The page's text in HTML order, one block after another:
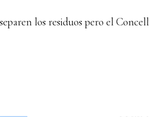
los residuos pero el